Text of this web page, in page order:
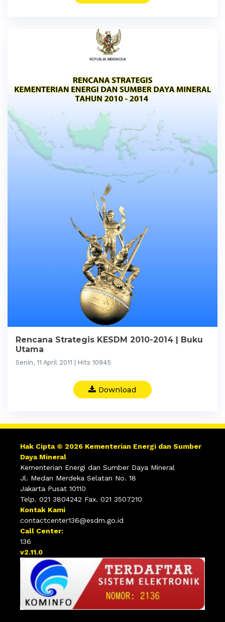
Rencana Strategis KESDM 2010-2014 | Buku
Utama
Senin, 11 April 2011 | Hits 10945
Download
Hak Cipta © 2026 Kementerian Energi dan Sumber
Daya Mineral
Kementerian Energi dan Sumber Daya Mineral
Jl. Medan Merdeka Selatan No. 18
Jakarta Pusat 10110
Telp. 021 3804242 Fax. 021 3507210
Kontak Kami
contactcenter136@esdm.go.id
Call Center:
136
v2.11.0